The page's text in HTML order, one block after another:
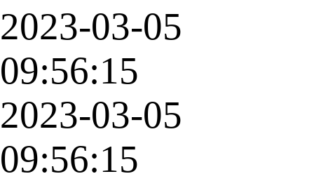
2023-03-05
09:56:15
2023-03-05
09:56:15